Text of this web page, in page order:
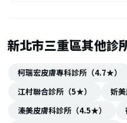
新北市三重區其他診
柯瑞宏皮膚專科診所（4.7★）
江村聯合診所（5★）
妡
溱美皮膚科診所（4.5★）